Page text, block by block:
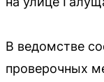
В ведомстве
проверочных